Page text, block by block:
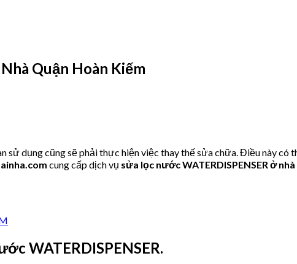
Quận Hoàn Kiếm
sử dụng cũng sẽ phải thực hiện việc thay thế sửa chữa. Điều này
cung cấp dịch vụ sửa lọc nước WATERDISPENSER ở
WATERDISPENSER.